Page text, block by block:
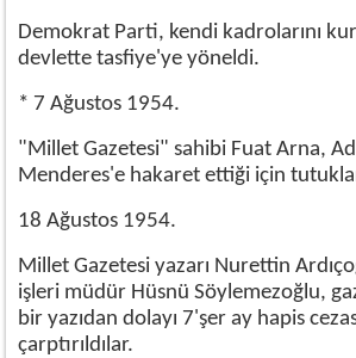
Demokrat Parti, kendi kadrolarını
devlette tasfiye'ye yöneldi.
* 7 Ağustos 1954.
"Millet Gazetesi" sahibi Fuat Arna,
Menderes'e hakaret ettiği için
18 Ağustos 1954.
Millet Gazetesi yazarı Nurettin
işleri müdür Hüsnü Söylemezoğlu,
bir yazıdan dolayı 7'şer ay hapis
çarptırıldılar.